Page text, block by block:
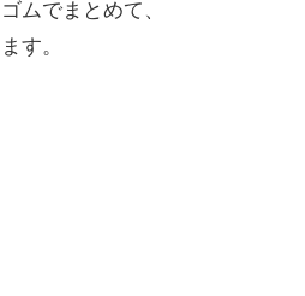
ムでまとめて、
す。